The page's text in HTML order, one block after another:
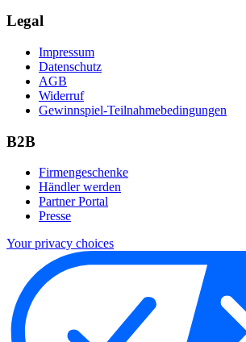
Legal
Impressum
Datenschutz
AGB
Widerruf
Gewinnspiel-Teilnahmebedingungen
B2B
Firmengeschenke
Händler werden
Partner Portal
Presse
Your privacy choices